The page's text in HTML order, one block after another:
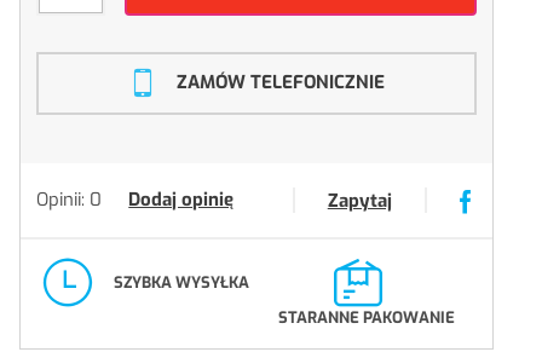
ZAMÓW TELEFONICZNIE
Opinii: 0 Dodaj opinię Zapytaj
SZYBKA WYSYŁKA
STARANNE PAKOWANIE